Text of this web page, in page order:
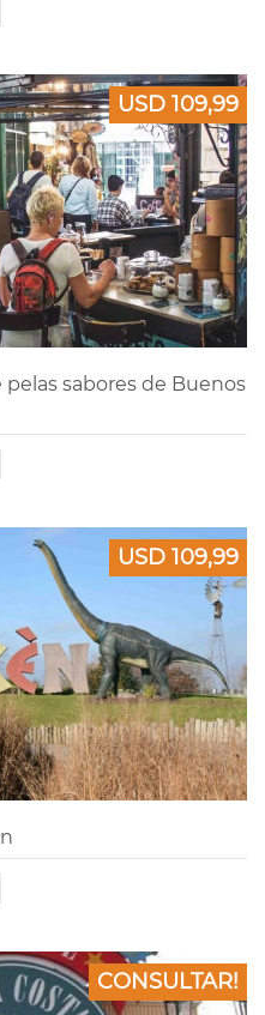
USD 109,99
sabores de Buenos
USD 109,99
CONSULTAR!